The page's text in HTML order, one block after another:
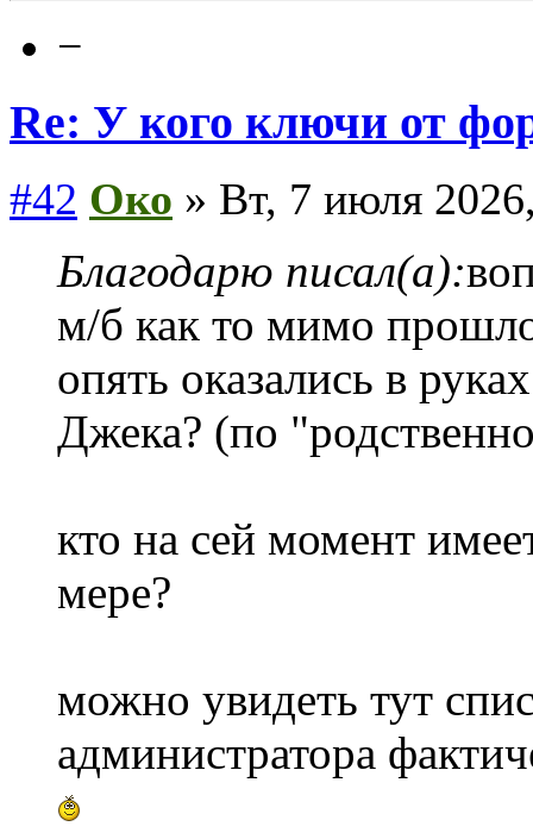
−
Re: У кого ключи от
#42 Око » Вт, 7 июля
Благодарю писал(а):
м/б как то мимо
опять оказались в
Джека? (по
кто на сей момент
мере?
можно увидеть тут
администратора